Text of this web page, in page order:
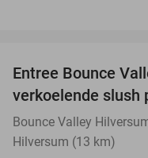
Entree Bounce
verkoelende slush
Bounce Valley
Hilversum (13 km)